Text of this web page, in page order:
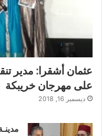
عثمان أشقرا: مدير
على مهرجان خريبكة
ديسمبر 16, 2018